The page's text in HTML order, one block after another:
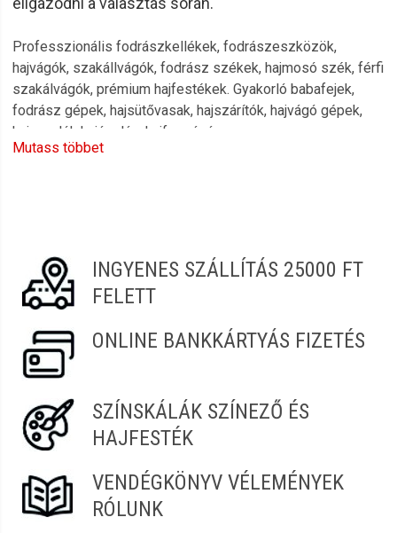
Professzionális fodrászkellékek, fodrászeszközök,
hajvágók, szakállvágók, fodrász székek, hajmosó szék, férfi
szakálvágók, prémium hajfestékek. Gyakorló babafejek,
fodrász gépek, hajsütővasak, hajszárítók, hajvágó gépek,
hajvasalók hajápolás, hajformázás.
100%-os vásárlói elégedettség, gyors és kényelmes
vásárlás a Szendrei Szépségcikk webáruházban
|szepsegcikk.hu
Mutass többet
INGYENES SZÁLLÍTÁS 25000 FT
FELETT
ONLINE BANKKÁRTYÁS FIZETÉS
SZÍNSKÁLÁK SZÍNEZŐ ÉS
HAJFESTÉK
VENDÉGKÖNYV VÉLEMÉNYEK
RÓLUNK